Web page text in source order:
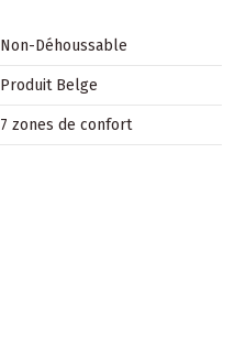
Non-Déhoussable
Produit Belge
7 zones de confort